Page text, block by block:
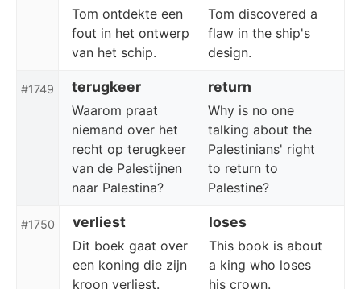
Tom ontdekte een
fout in het ontwerp
van het schip.
Tom discovered a
flaw in the ship's
design.
#1749 terugkeer return
Waarom praat
niemand over het
recht op terugkeer
van de Palestijnen
naar Palestina?
Why is no one
talking about the
Palestinians' right
to return to
Palestine?
#1750 verliest loses
Dit boek gaat over
een koning die zijn
kroon verliest.
This book is about
a king who loses
his crown.